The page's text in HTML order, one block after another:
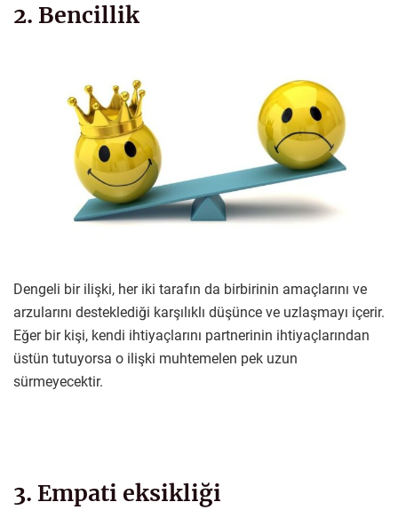
2. Bencillik
Dengeli bir ilişki, her iki tarafın da birbirinin amaçlarını ve
arzularını desteklediği karşılıklı düşünce ve uzlaşmayı içerir.
Eğer bir kişi, kendi ihtiyaçlarını partnerinin ihtiyaçlarından
üstün tutuyorsa o ilişki muhtemelen pek uzun
sürmeyecektir.
3. Empati eksikliği